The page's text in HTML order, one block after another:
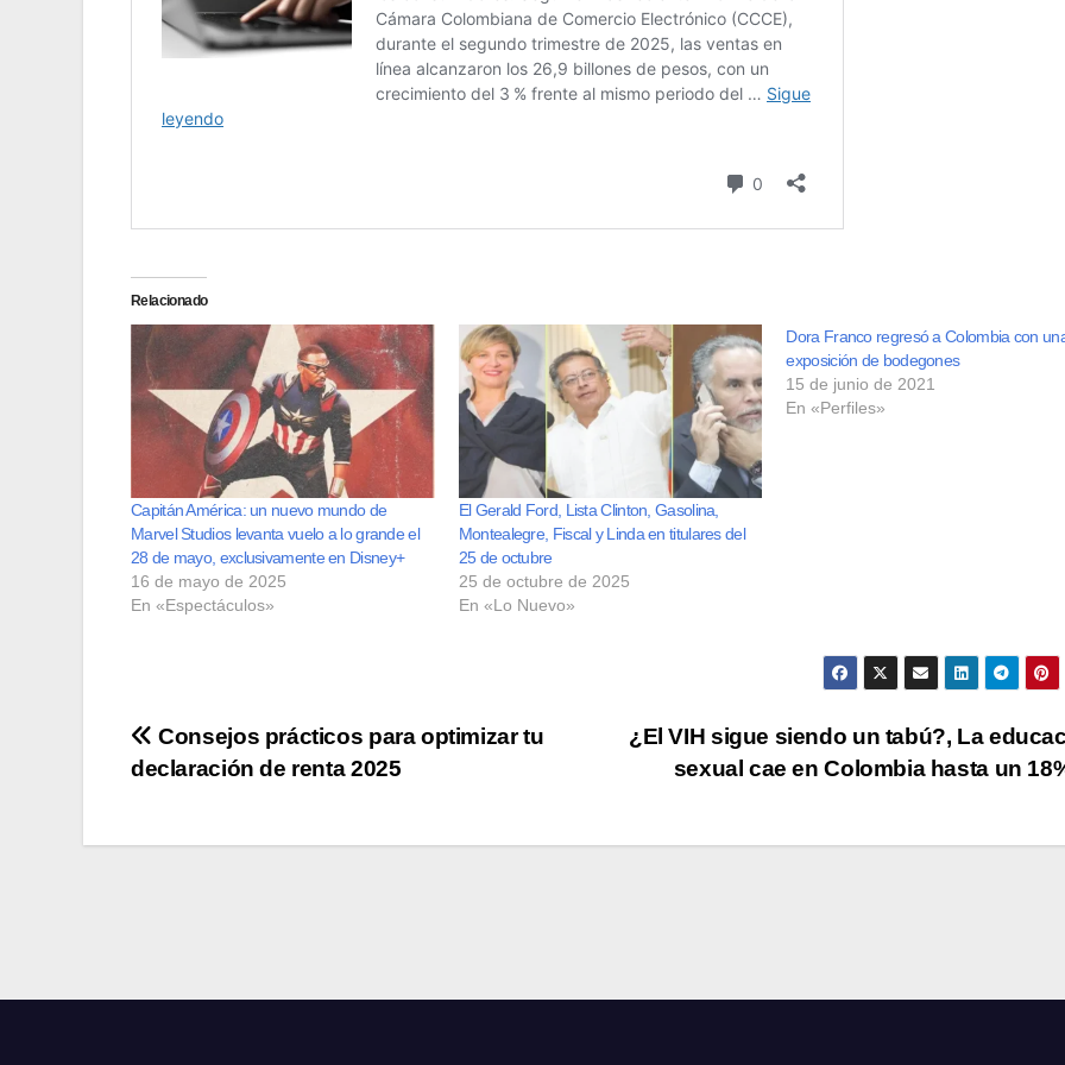
Relacionado
Capitán América: un nuevo mundo de
Marvel Studios levanta vuelo a lo grande el
28 de mayo, exclusivamente en Disney+
16 de mayo de 2025
En «Espectáculos»
El Gerald Ford, Lista Clinton, Gasolina,
Montealegre, Fiscal y Linda en titulares del
25 de octubre
25 de octubre de 2025
En «Lo Nuevo»
Dora Franco regresó a Colombia con
exposición de bodegones
15 de junio de 2021
En «Perfiles»
Navegación
entradas
¿El VIH sigue siendo un tabú?, La
sexual cae en Colombia hasta un
Consejos prácticos para optimizar tu
declaración de renta 2025